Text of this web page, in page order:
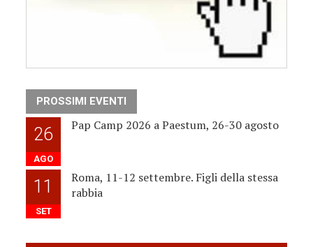
PROSSIMI EVENTI
26
AGO
Pap Camp 2026 a Paestum, 26-30 agosto
11
SET
Roma, 11-12 settembre. Figli della stessa
rabbia